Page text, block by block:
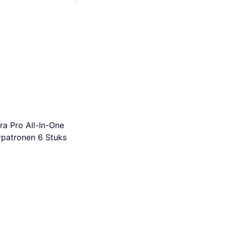
staal, Grijs
Pro All-In-One
6 Stuks